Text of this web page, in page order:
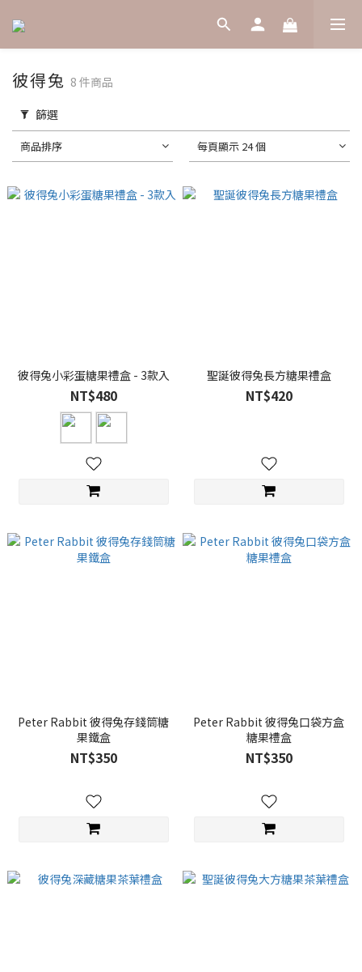
彼得兔 8 件商品
篩選
商品排序 每頁顯示 24 個
彼得兔小彩蛋糖果禮盒 - 3款入
NT$480
聖誕彼得兔長方糖果禮盒
NT$420
Peter Rabbit 彼得兔存錢筒糖
果鐵盒
NT$350
Peter Rabbit 彼得兔口袋方盒
糖果禮盒
NT$350